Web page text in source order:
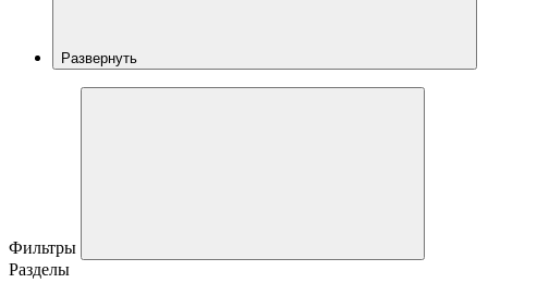
Развернуть
Фильтры
Разделы